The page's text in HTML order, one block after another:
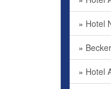
» Hotel
»
» Hotel